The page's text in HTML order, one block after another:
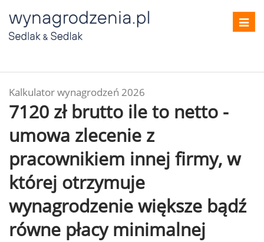
Kalkulator wynagrodzeń 2026
7120 zł brutto ile to netto -
umowa zlecenie z
pracownikiem innej firmy, w
której otrzymuje
wynagrodzenie większe bądź
równe płacy minimalnej